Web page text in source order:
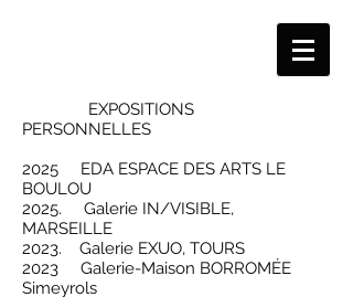
EXPOSITIONS
PERSONNELLES
2025 EDA ESPACE DES ARTS LE
BOULOU
2025. Galerie IN/VISIBLE,
MARSEILLE
2023. Galerie EXUO, TOURS
2023 Galerie-Maison BORROMÉE
Simeyrols